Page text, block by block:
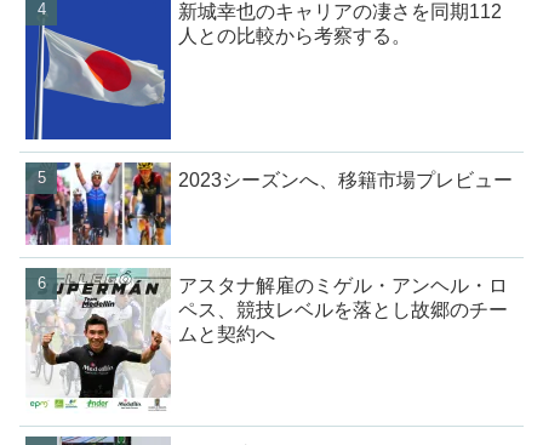
新城幸也のキャリアの凄さを同期112
人との比較から考察する。
2023シーズンへ、移籍市場プレビュー
アスタナ解雇のミゲル・アンヘル・ロ
ペス、競技レベルを落とし故郷のチー
ムと契約へ